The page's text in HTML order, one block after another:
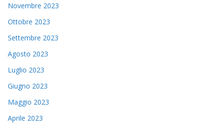
Novembre 2023
Ottobre 2023
Settembre 2023
Agosto 2023
Luglio 2023
Giugno 2023
Maggio 2023
Aprile 2023